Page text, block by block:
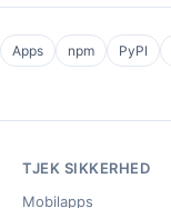
Apps npm PyPI
TJEK SIKKERHED
Mobilapps